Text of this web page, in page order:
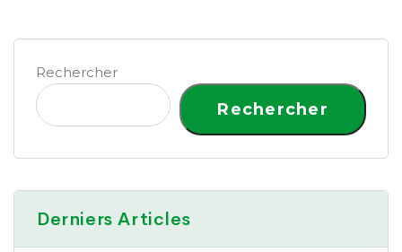
Rechercher
Rechercher
Derniers Articles